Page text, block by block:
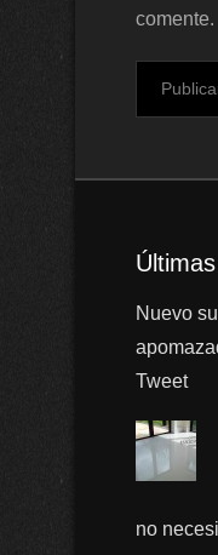
comente.
Nuevo
Tweet
no